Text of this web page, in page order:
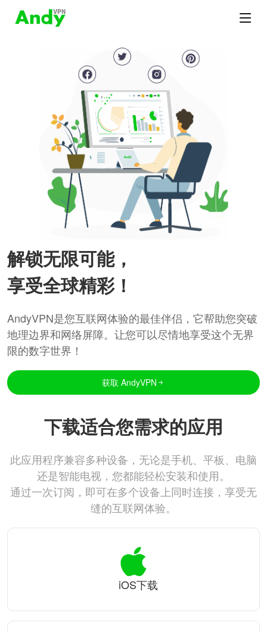
解锁无限可能，
享受全球精彩！
AndyVPN是您互联网体验的最佳伴侣，它帮助您突破
地理边界和网络屏障。让您可以尽情地享受这个无界
限的数字世界！
获取 AndyVPN
下载适合您需求的应用
此应用程序兼容多种设备，无论是手机、平板、电脑
还是智能电视，您都能轻松安装和使用。
通过一次订阅，即可在多个设备上同时连接，享受无
缝的互联网体验。
iOS下载